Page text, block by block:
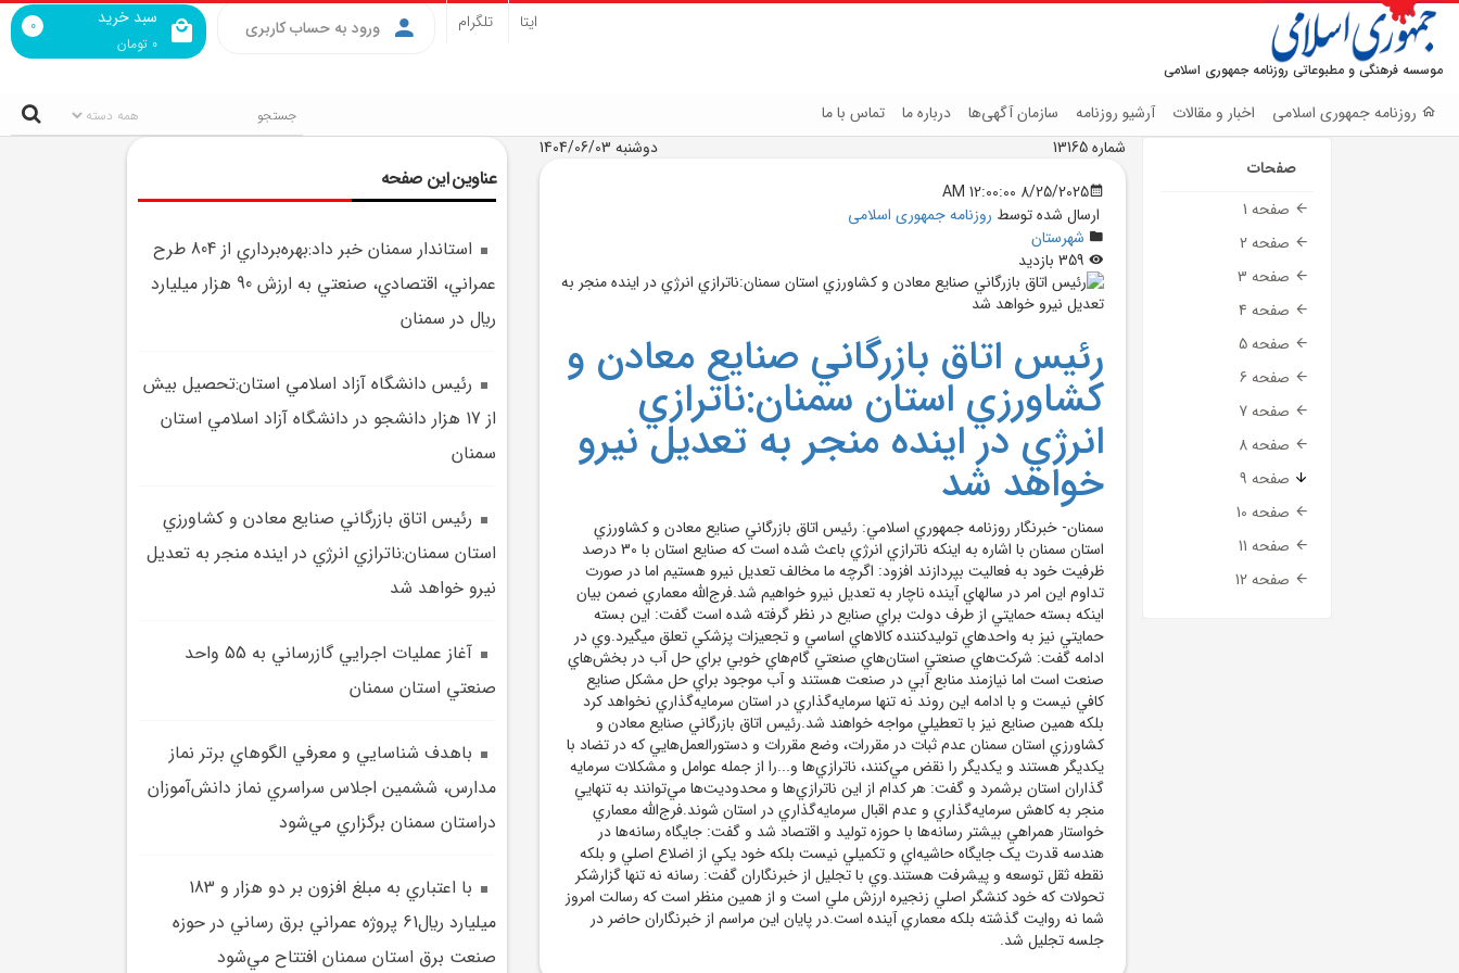
موسسه فرهنگی و مطبوعاتی روزنامه جمهوری اسلامی
سبد خرید
0 تومان
0 ورود به حساب کاربری ایتا تلگرام
روزنامه جمهوری اسلامی اخبار و مقالات آرشیو روزنامه سازمان آگهی‌ها درباره ما تماس با ما
صفحات
صفحه 1
صفحه 2
صفحه 3
صفحه 4
صفحه 5
صفحه 6
صفحه 7
صفحه 8
صفحه 9
صفحه 10
صفحه 11
صفحه 12
شماره 13165
دوشنبه 1404/06/03
8/25/2025 12:00:00 AM
ارسال شده توسط روزنامه جمهوری اسلامی
شهرستان
رئيس اتاق بازرگاني صنايع معادن و
کشاورزي استان سمنان:ناترازي
انرژي در اينده منجر به تعديل نيرو
خواهد شد
سمنان- خبرنگار روزنامه جمهوري اسلامي: رئيس اتاق بازرگاني صنايع معادن و کشاورزي
استان سمنان با اشاره به اينکه ناترازي انرژي باعث شده است که صنايع استان با 30 درصد
ظرفيت خود به فعاليت بپردازند افزود: اگرچه ما مخالف تعديل نيرو هستيم اما در صورت
تداوم اين امر در سالهاي آينده ناچار به تعديل نيرو خواهيم شد.فرج‌الله معماري ضمن بيان
اينکه بسته حمايتي از طرف دولت براي صنايع در نظر گرفته شده است گفت: اين بسته
حمايتي نيز به واحدهاي توليدکننده کالاهاي اساسي و تجعيزات پزشکي تعلق ميگيرد.وي در
ادامه گفت: شرکت‌هاي صنعتي استان‌هاي صنعتي گام‌هاي خوبي براي حل آب در بخش‌هاي
صنعت است اما نيازمند منابع آبي در صنعت هستند و آب موجود براي حل مشکل صنايع
کافي نيست و با ادامه اين روند نه تنها سرمايه‌گذاري در استان سرمايه‌گذاري نخواهد کرد
بلکه همين صنايع نيز با تعطيلي مواجه خواهند شد.رئيس اتاق بازرگاني صنايع معادن و
کشاورزي استان سمنان عدم ثبات در مقررات، وضع مقررات و دستورالعمل‌هايي که در تضاد با
يکديگر هستند و يکديگر را نقض مي‌کنند، ناترازي‌ها و...را از جمله عوامل و مشکلات سرمايه
گذاران استان برشمرد و گفت: هر کدام از اين ناترازي‌ها و محدوديت‌ها مي‌توانند به تنهايي
منجر به کاهش سرمايه‌گذاري و عدم اقبال سرمايه‌گذاري در استان شوند.فرج‌الله معماري
خواستار همراهي بيشتر رسانه‌ها با حوزه توليد و اقتصاد شد و گفت: جايگاه رسانه‌ها در
هندسه قدرت يک جايگاه حاشيه‌اي و تکميلي نيست بلکه خود يکي از اضلاع اصلي و بلکه
نقطه ثقل توسعه و پيشرفت هستند.وي با تجليل از خبرنگاران گفت: رسانه نه تنها گزارشکر
تحولات که خود کنشگر اصلي زنجيره ارزش ملي است و از همين منظر است که رسالت امروز
شما نه روايت گذشته بلکه معماري آينده است.در پايان اين مراسم از خبرنگاران حاضر در
جلسه تجليل شد.
عناوین این صفحه
استاندار سمنان خبر داد:بهره‌برداري از 804 طرح
عمراني، اقتصادي، صنعتي به ارزش 90 هزار ميليارد
ريال در سمنان
رئيس دانشگاه آزاد اسلامي استان:تحصيل بيش
از 17 هزار دانشجو در دانشگاه آزاد اسلامي استان
سمنان
رئيس اتاق بازرگاني صنايع معادن و کشاورزي
استان سمنان:ناترازي انرژي در اينده منجر به تعديل
نيرو خواهد شد
آغاز عمليات اجرايي گازرساني به 55 واحد
صنعتي استان سمنان
باهدف شناسايي و معرفي الگوهاي برتر نماز
مدارس، ششمين اجلاس سراسري نماز دانش‌آموزان
دراستان سمنان برگزاري مي‌شود
با اعتباري به مبلغ افزون بر دو هزار و 183
ميليارد ريال61 پروژه عمراني برق رساني در حوزه
صنعت برق استان سمنان افتتاح مي‌شود